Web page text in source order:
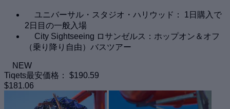
ユニバーサル・スタジオ・ハリウッド： 1日購入で
2日目の一般入場
City Sightseeing ロサンゼルス：ホップオン＆オフ
（乗り降り自由）バスツアー
NEW
Tiqets最安価格：
$190.59
$181.06